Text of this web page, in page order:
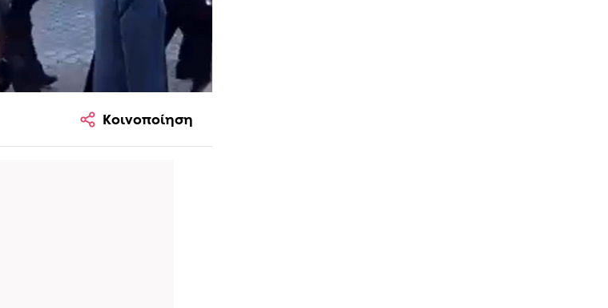
Κοινοποίηση